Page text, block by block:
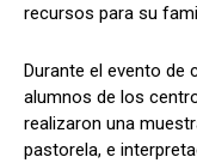
recursos para su
Durante el evento de
alumnos de los
realizaron una
pastorela, e